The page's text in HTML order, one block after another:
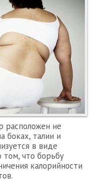
расположен не
боках, талии и
в виде
том, что борьбу
калорийности